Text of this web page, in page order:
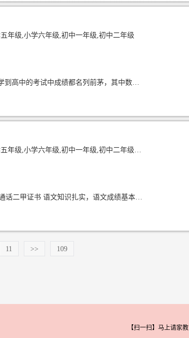
年级,小学六年级,初中一年级,初中二年级
擅长科目：本人从小学到大学成绩都较良好，也拿过不少奖状和证书，小学到高中的考试中成绩都名列前茅，其中数学和英语多次获得表彰，拿过单科状元，曾担任班里的学习委员和课代表等职位。 教员性格：责任心强且有耐心，有针对性的对学生提出建议并改进，守
级,初中一年级,初中二年级,初中三年级,高中一年级
我来自云南昆明 就读于成都工业学院 目前大一 英语和语文属于强科 有普通话二甲证书 语文知识扎实，语文成绩基本120 作文可以50分以上 英语130，考过四级擅长语法和技巧背单词 可辅导科目 小学/初中：语文、数学、英语、生物都可 授课
11 >> 109
【扫一扫】马上请家教